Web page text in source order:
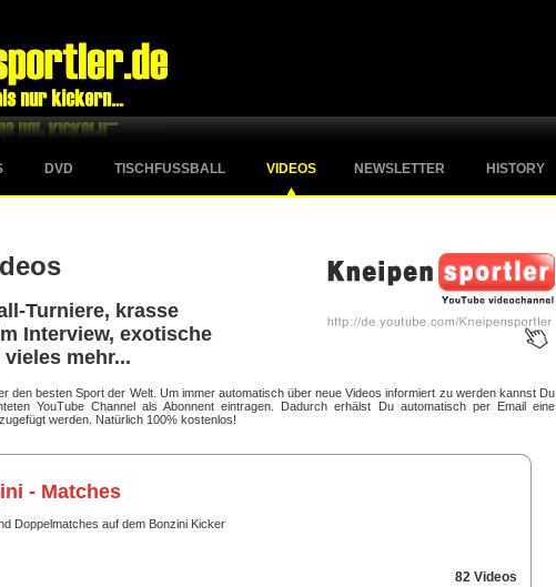
DVD TISCHFUSSBALL VIDEOS NEWSLETTER HISTORY
Turniere, krasse
Interview, exotische
mehr...
den besten Sport der Welt. Um immer automatisch über neue Videos informiert zu werden kannst Du
YouTube Channel als Abonnent eintragen. Dadurch erhälst Du automatisch per Email eine
werden. Natürlich 100% kostenlos!
- Matches
Doppelmatches auf dem Bonzini Kicker
82 Videos